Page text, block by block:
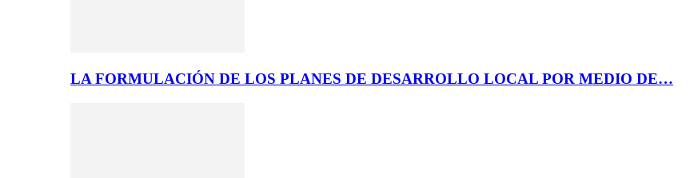
LA FORMULACIÓN DE LOS PLANES DE DESARROLLO LOCAL POR MEDIO DE…